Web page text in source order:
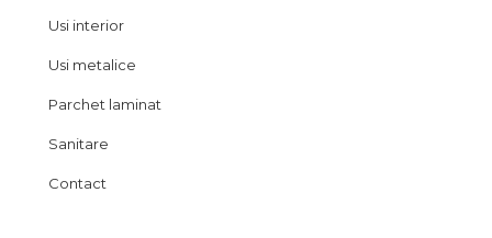
Usi interior
Usi metalice
Parchet laminat
Sanitare
Contact